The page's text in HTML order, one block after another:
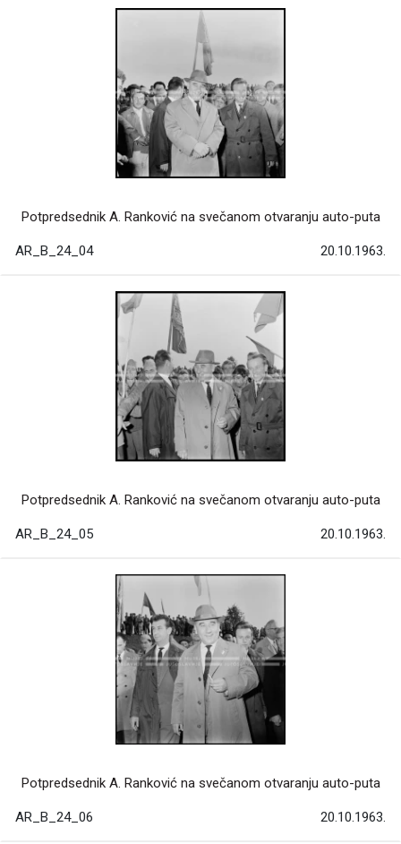
Potpredsednik A. Ranković na svečanom otvaranju auto-puta
AR_B_24_04 20.10.1963.
Potpredsednik A. Ranković na svečanom otvaranju auto-puta
AR_B_24_05 20.10.1963.
Potpredsednik A. Ranković na svečanom otvaranju auto-puta
AR_B_24_06 20.10.1963.